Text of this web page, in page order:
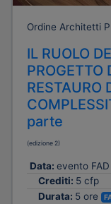
Ordine Architetti
IL RUOLO
PROGETTO
RESTAURO
parte
(edizione 2)
Data: evento
Crediti: 5 cfp
Durata: 5 ore